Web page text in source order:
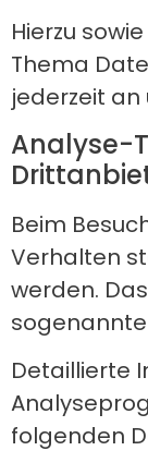
Hierzu
Thema
jederzeit an
Analyse-
Beim
Verhalten
werden.
Detaillierte
folgenden